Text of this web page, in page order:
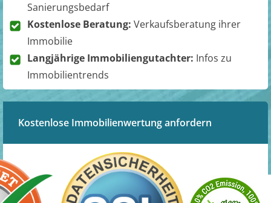
Sanierungsbedarf
Kostenlose Beratung: Verkaufsberatung ihrer
Immobilie
Langjährige Immobiliengutachter: Infos zu
Immobilientrends
Kostenlose Immobilienwertung anfordern